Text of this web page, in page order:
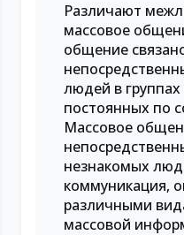
Различают
массовое
общение
людей в
постоянных по
Массовое
незнакомых
коммуникация,
различными
массовой